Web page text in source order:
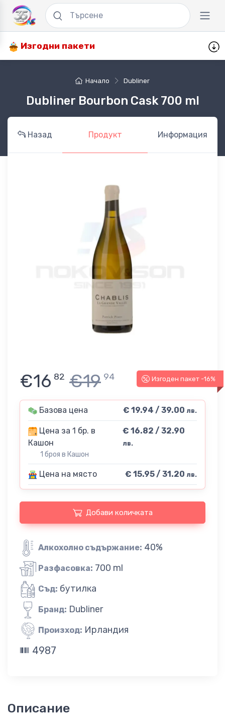
Изгодни пакети
Начало Dubliner
Dubliner Bourbon Cask 700 ml
Назад Продукт Информация
Изгоден пакет -16%
€16 82 €19 94
Базова цена € 19.94 / 39.00 лв.
Цена за 1 бр. в
Кашон
1 броя в Кашон
€ 16.82 / 32.90
лв.
Цена на място € 15.95 / 31.20 лв.
Добави количката
Алкохолно съдържание: 40%
Разфасовка: 700 ml
Съд: бутилка
Бранд: Dubliner
Произход: Ирландия
4987
Описание